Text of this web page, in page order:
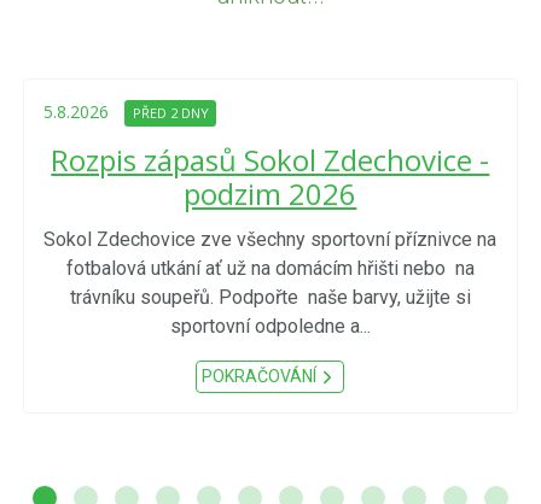
5.8.2026 PŘED 2 DNY
Rozpis zápasů Sokol Zdechovice -
podzim 2026
Sokol Zdechovice zve všechny sportovní příznivce na
fotbalová utkání ať už na domácím hřišti nebo na
trávníku soupeřů. Podpořte naše barvy, užijte si
sportovní odpoledne a...
POKRAČOVÁNÍ